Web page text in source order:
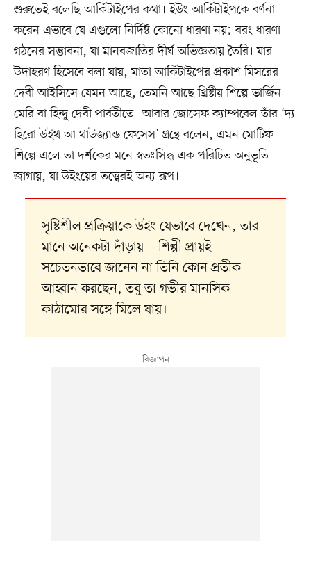
শুরুতেই বলেছি আর্কিটাইপের কথা। ইউং আর্কিটাইপকে বর্ণনা
করেন এভাবে যে এগুলো নির্দিষ্ট কোনো ধারণা নয়; বরং ধারণা
গঠনের সম্ভাবনা, যা মানবজাতির দীর্ঘ অভিজ্ঞতায় তৈরি। যার
উদাহরণ হিসেবে বলা যায়, মাতা আর্কিটাইপের প্রকাশ মিসরের
দেবী আইসিসে যেমন আছে, তেমনি আছে খ্রিষ্টীয় শিল্পে ভার্জিন
মেরি বা হিন্দু দেবী পার্বতীতে। আবার জোসেফ ক্যাম্পবেল তাঁর ‘দ্য
হিরো উইথ আ থাউজ্যান্ড ফেসেস’ গ্রন্থে বলেন, এমন মোটিফ
শিল্পে এলে তা দর্শকের মনে স্বতঃসিদ্ধ এক পরিচিত অনুভূতি
জাগায়, যা উইংয়ের তত্ত্বেরই অন্য রূপ।
সৃষ্টিশীল প্রক্রিয়াকে উইং যেভাবে দেখেন, তার
মানে অনেকটা দাঁড়ায়—শিল্পী প্রায়ই
সচেতনভাবে জানেন না তিনি কোন প্রতীক
আহ্বান করছেন, তবু তা গভীর মানসিক
কাঠামোর সঙ্গে মিলে যায়।